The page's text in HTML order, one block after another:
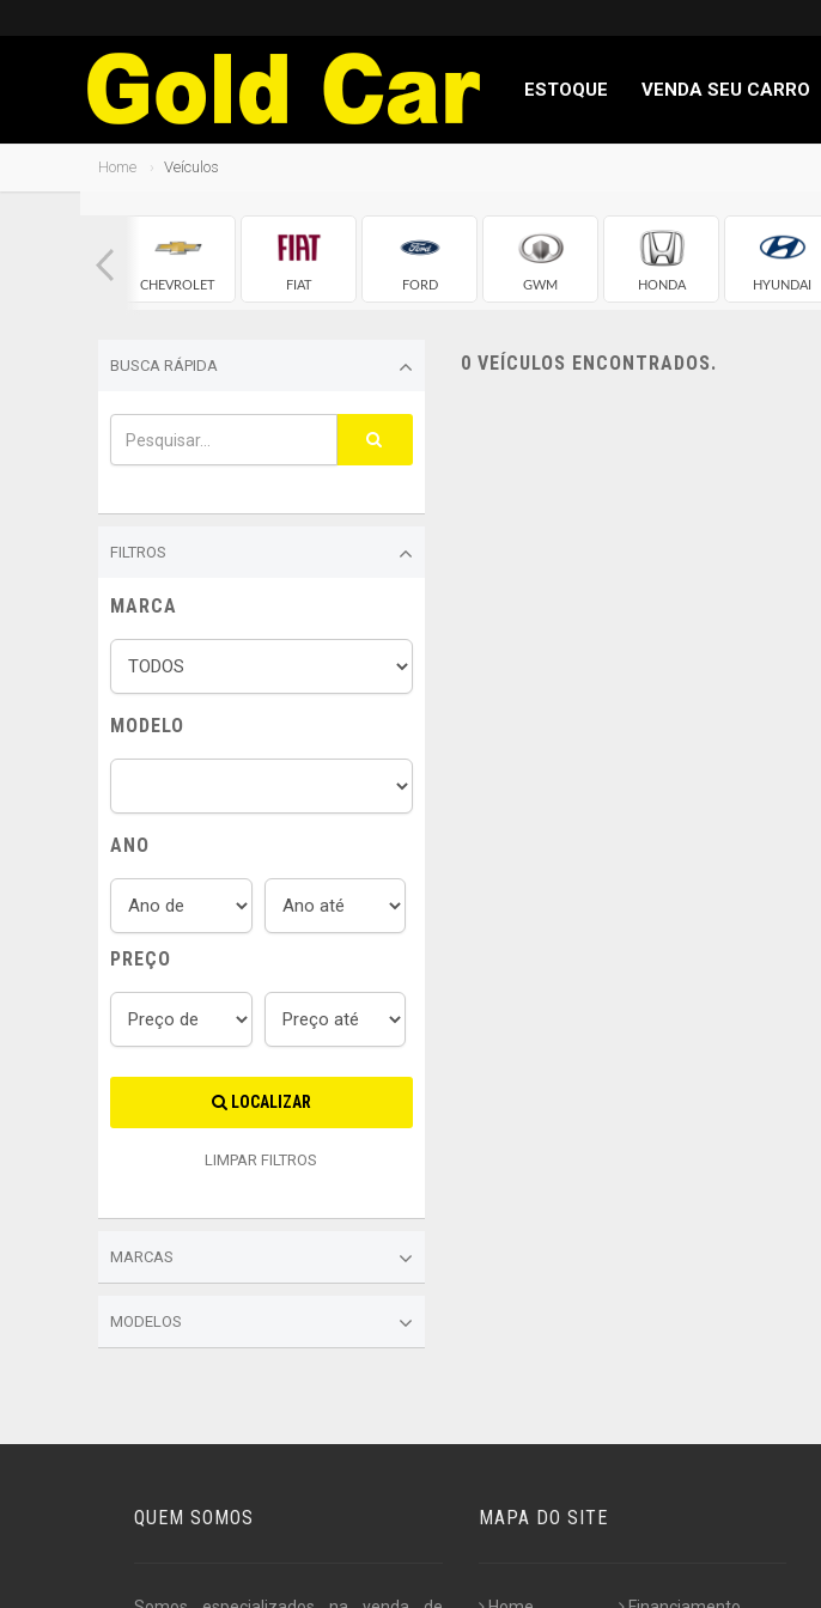
ESTOQUE VENDA SEU CARRO
Home Veículos
CHEVROLET FIAT FORD GWM HONDA HYUNDAI
BUSCA RÁPIDA
FILTROS
MARCA
MODELO
ANO
PREÇO
LOCALIZAR
LIMPAR FILTROS
MARCAS
MODELOS
0 VEÍCULOS ENCONTRADOS.
QUEM SOMOS MAPA DO SITE